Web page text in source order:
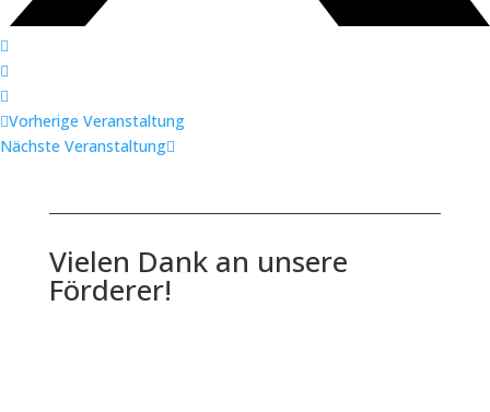
Vorherige Veranstaltung
Nächste Veranstaltung
Vielen Dank an unsere
Förderer!